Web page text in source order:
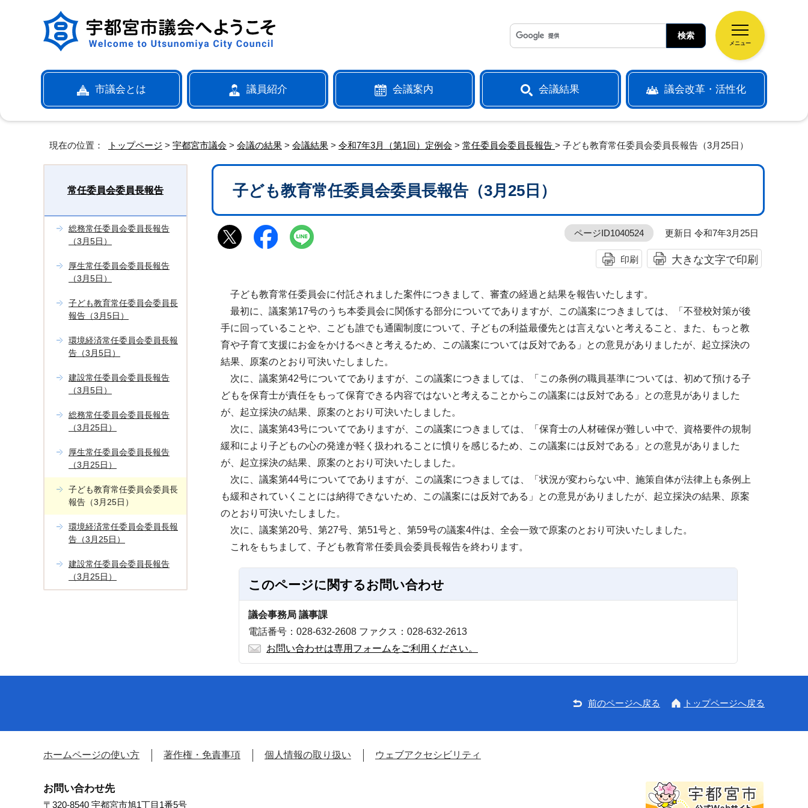
メニュー
市議会とは 議員紹介 会議案内 会議結果 議会改革・活性化
現在の位置： トップページ > 宇都宮市議会 > 会議の結果 > 会議結果 > 令和7年3月（第1回）定例会 > 常任委員会委員長報告 > 子ども教育常任委員会委員長報告（3月25日）
子ども教育常任委員会委員長報告（3月25日）
ページID1040524 更新日 令和7年3月25日
印刷 大きな文字で印刷
子ども教育常任委員会に付託されました案件につきまして、審査の経過と結果を報告いたします。
最初に、議案第17号のうち本委員会に関係する部分についてでありますが、この議案につきましては、「不登校対策が後
手に回っていることや、こども誰でも通園制度について、子どもの利益最優先とは言えないと考えること、また、もっと教
育や子育て支援にお金をかけるべきと考えるため、この議案については反対である」との意見がありましたが、起立採決の
結果、原案のとおり可決いたしました。
次に、議案第42号についてでありますが、この議案につきましては、「この条例の職員基準については、初めて預ける子
どもを保育士が責任をもって保育できる内容ではないと考えることからこの議案には反対である」との意見がありました
が、起立採決の結果、原案のとおり可決いたしました。
次に、議案第43号についてでありますが、この議案につきましては、「保育士の人材確保が難しい中で、資格要件の規制
緩和により子どもの心の発達が軽く扱われることに憤りを感じるため、この議案には反対である」との意見がありました
が、起立採決の結果、原案のとおり可決いたしました。
次に、議案第44号についてでありますが、この議案につきましては、「状況が変わらない中、施策自体が法律上も条例上
も緩和されていくことには納得できないため、この議案には反対である」との意見がありましたが、起立採決の結果、原案
のとおり可決いたしました。
次に、議案第20号、第27号、第51号と、第59号の議案4件は、全会一致で原案のとおり可決いたしました。
これをもちまして、子ども教育常任委員会委員長報告を終わります。
このページに関するお問い合わせ
議会事務局 議事課
電話番号：028-632-2608 ファクス：028-632-2613
お問い合わせは専用フォームをご利用ください。
常任委員会委員長報告
総務常任委員会委員長報告
（3月5日）
厚生常任委員会委員長報告
（3月5日）
子ども教育常任委員会委員長
報告（3月5日）
環境経済常任委員会委員長報
告（3月5日）
建設常任委員会委員長報告
（3月5日）
総務常任委員会委員長報告
（3月25日）
厚生常任委員会委員長報告
（3月25日）
子ども教育常任委員会委員長
報告（3月25日）
環境経済常任委員会委員長報
告（3月25日）
建設常任委員会委員長報告
（3月25日）
前のページへ戻る トップページへ戻る
ホームページの使い方 著作権・免責事項 個人情報の取り扱い ウェブアクセシビリティ
お問い合わせ先
〒320-8540 宇都宮市旭1丁目1番5号